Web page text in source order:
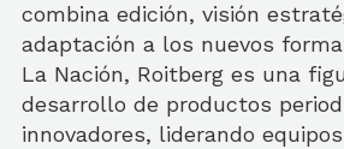
combina edición, visión
adaptación a los nuevos
La Nación, Roitberg es una
desarrollo de productos
innovadores, liderando